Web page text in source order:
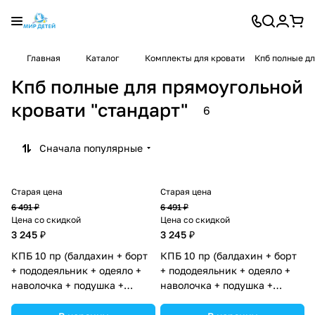
Главная Каталог Комплекты для кровати Кпб полные
Кпб полные для прямоугольной
кровати "стандарт"
6
Сначала популярные
Старая цена
6 491 ₽
Цена со скидкой
3 245 ₽
КПБ 10 пр (балдахин + борт
+ пододеяльник + одеяло +
наволочка + подушка +
Старая цена
6 491 ₽
Цена со скидкой
3 245 ₽
КПБ 10 пр (балдахин + борт
+ пододеяльник + одеяло +
наволочка + подушка +